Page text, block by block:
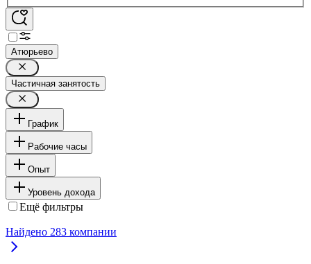
Атюрьево
Частичная занятость
График
Рабочие часы
Опыт
Уровень дохода
Ещё фильтры
Найдено 283 компании